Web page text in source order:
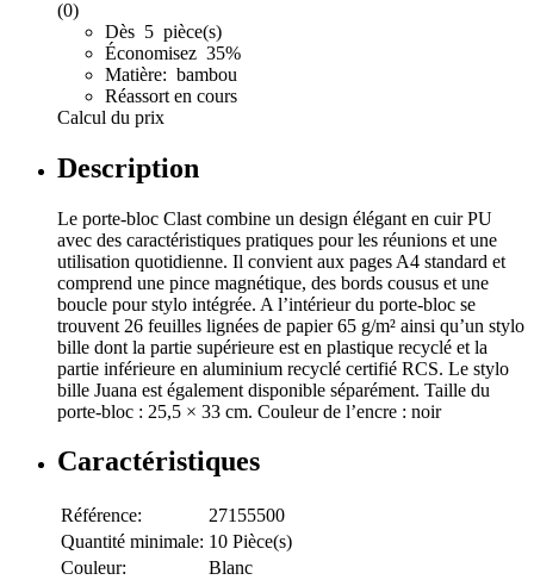
(0)
Dès 5 pièce(s)
Économisez 35%
Matière: bambou
Réassort en cours
Calcul du prix
Description
Le porte-bloc Clast combine un design élégant en cuir PU
avec des caractéristiques pratiques pour les réunions et une
utilisation quotidienne. Il convient aux pages A4 standard et
comprend une pince magnétique, des bords cousus et une
boucle pour stylo intégrée. A l’intérieur du porte-bloc se
trouvent 26 feuilles lignées de papier 65 g/m² ainsi qu’un stylo
bille dont la partie supérieure est en plastique recyclé et la
partie inférieure en aluminium recyclé certifié RCS. Le stylo
bille Juana est également disponible séparément. Taille du
porte-bloc : 25,5 × 33 cm. Couleur de l’encre : noir
Caractéristiques
Référence:
27155500
Quantité minimale: 10 Pièce(s)
Couleur:
Blanc